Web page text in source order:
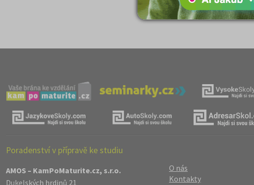
Poradenství v přípravě ke studiu
AMOS – KamPoMaturite.cz, s.r.o.
Dukelských hrdinů 21
O nás
Kontakty